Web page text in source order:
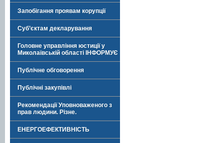
Запобігання проявам корупції
Суб’єктам декларування
Головне управління юстиції у
Миколаївській області ІНФОРМУЄ
Публічне обговорення
Публічні закупівлі
Рекомендації Уповноваженого з
прав людини. Різне.
ЕНЕРГОЕФЕКТИВНІСТЬ